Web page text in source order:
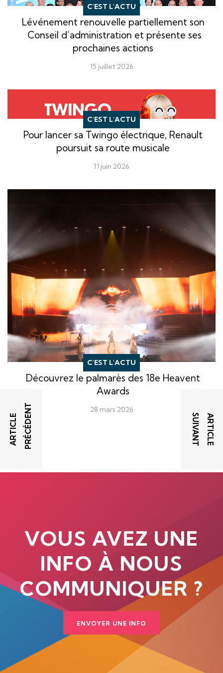
A
R
T
I
C
L
E
P
R
É
C
É
D
E
N T A
R
T
I
C
L
E
S
U
I
V
A
N
T
C'EST L'ACTU
Lévénement renouvelle partiellement son
Conseil d’administration et présente ses
prochaines actions
15 juillet 2026
C'EST L'ACTU
Pour lancer sa Twingo électrique, Renault
poursuit sa route musicale
11 juin 2026
C'EST L'ACTU
Découvrez le palmarès des 18e Heavent
Awards
28 mars 2026
VOUS AVEZ UNE
INFO À NOUS
COMMUNIQUER ?
ENVOYER UNE INFO